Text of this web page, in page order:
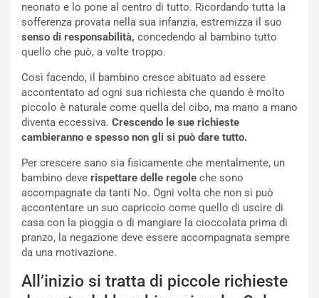
neonato e lo pone al centro di tutto. Ricordando tutta la
sofferenza provata nella sua infanzia, estremizza il suo
senso di responsabilità, concedendo al bambino tutto
quello che può, a volte troppo.
Così facendo, il bambino cresce abituato ad essere
accontentato ad ogni sua richiesta che quando è molto
piccolo è naturale come quella del cibo, ma mano a mano
diventa eccessiva. Crescendo le sue richieste
cambieranno e spesso non gli si può dare tutto.
Per crescere sano sia fisicamente che mentalmente, un
bambino deve rispettare delle regole che sono
accompagnate da tanti No. Ogni volta che non si può
accontentare un suo capriccio come quello di uscire di
casa con la pioggia o di mangiare la cioccolata prima di
pranzo, la negazione deve essere accompagnata sempre
da una motivazione.
All’inizio si tratta di piccole richieste